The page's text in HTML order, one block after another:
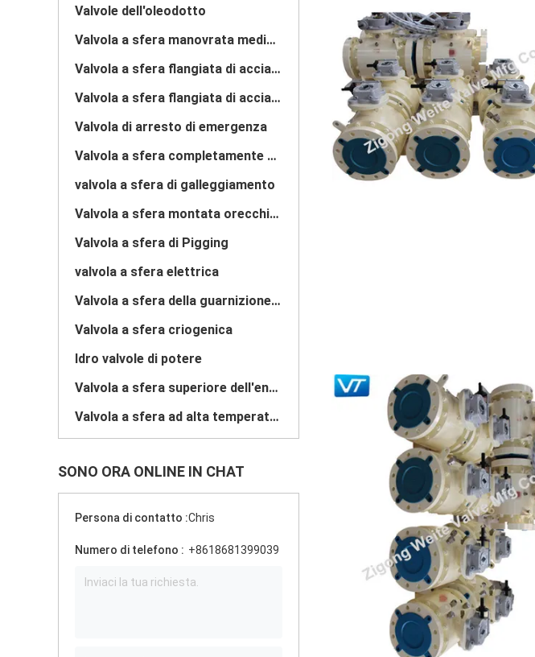
Valvole dell'oleodotto
Valvola a sfera manovrata mediante ingranaggi
Valvola a sfera flangiata di acciaio al carbonio
Valvola a sfera flangiata di acciaio inossidabile
Valvola di arresto di emergenza
Valvola a sfera completamente saldata
valvola a sfera di galleggiamento
Valvola a sfera montata orecchione
Valvola a sfera di Pigging
valvola a sfera elettrica
Valvola a sfera della guarnizione del metallo
Valvola a sfera criogenica
Idro valvole di potere
Valvola a sfera superiore dell'entrata
Valvola a sfera ad alta temperatura ad alta pressione
SONO ORA ONLINE IN CHAT
Persona di contatto :Chris
Numero di telefono : +8618681399039